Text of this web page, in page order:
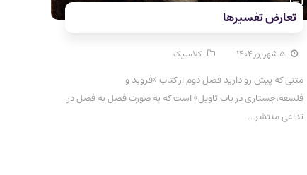
تعارض تفسیرها
۵ شهریور ۱۴۰۴ کلاسیک
متنی که پیش رو دارید فصل دوم از کتاب «فروید و
فلسفه،جستاری در باب تاویل» است که به صورت فصل به فصل در
تداعی منتشر…